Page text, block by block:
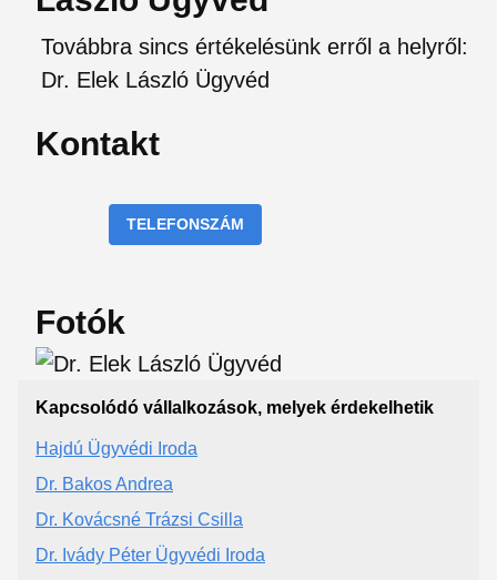
Továbbra sincs értékelésünk erről a helyről:
Dr. Elek László Ügyvéd
Kontakt
TELEFONSZÁM
Fotók
Kapcsolódó vállalkozások, melyek érdekelhetik
Hajdú Ügyvédi Iroda
Dr. Bakos Andrea
Dr. Kovácsné Trázsi Csilla
Dr. Ivády Péter Ügyvédi Iroda